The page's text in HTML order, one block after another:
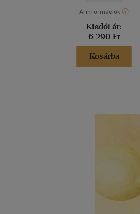
Árinformációk
Kiadói ár:
6 290 Ft
Kosárba